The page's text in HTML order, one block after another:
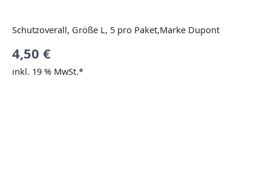
Schutzoverall, Größe L, 5 pro Paket,Marke Dupont
4,50 €
inkl. 19 % MwSt.*